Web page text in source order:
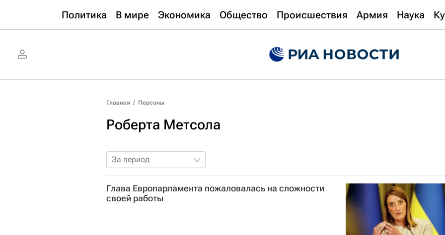
Политика В мире Экономика Общество Происшествия Армия Наука
Главная / Персоны
Роберта Метсола
За период
Глава Европарламента пожаловалась на сложности
своей работы